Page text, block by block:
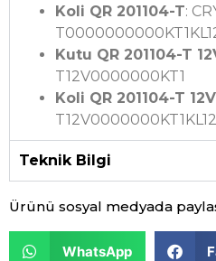
Koli QR 201104-T:
Kutu QR 201104-T
T12V0000000KT1
Koli QR 201104-T 12V
T12V0000000KT1KL12
Teknik Bilgi
Ürünü sosyal medyada
WhatsApp